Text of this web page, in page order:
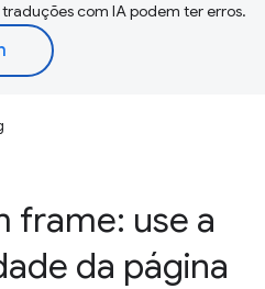
com IA podem ter erros.
frame: use a
da página